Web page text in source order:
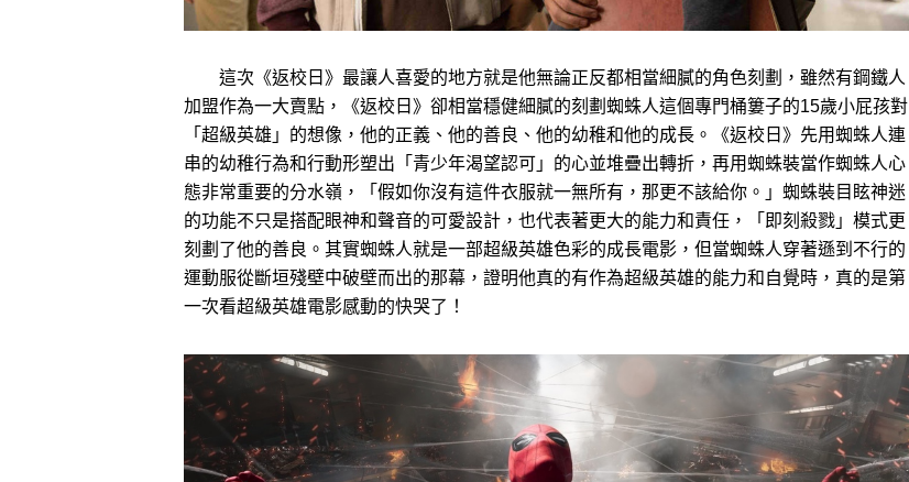
這次《返校日》最讓人喜愛的地方就是他無論正反都相當細膩的角色刻劃，雖然有鋼鐵人
加盟作為一大賣點，《返校日》卻相當穩健細膩的刻劃蜘蛛人這個專門桶簍子的15歲小屁孩對
「超級英雄」的想像，他的正義、他的善良、他的幼稚和他的成長。《返校日》先用蜘蛛人連
串的幼稚行為和行動形塑出「青少年渴望認可」的心並堆疊出轉折，再用蜘蛛裝當作蜘蛛人心
態非常重要的分水嶺，「假如你沒有這件衣服就一無所有，那更不該給你。」蜘蛛裝目眩神迷
的功能不只是搭配眼神和聲音的可愛設計，也代表著更大的能力和責任，「即刻殺戮」模式更
刻劃了他的善良。其實蜘蛛人就是一部超級英雄色彩的成長電影，但當蜘蛛人穿著遜到不行的
運動服從斷垣殘壁中破壁而出的那幕，證明他真的有作為超級英雄的能力和自覺時，真的是第
一次看超級英雄電影感動的快哭了！